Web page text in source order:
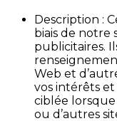
Description :
biais de notre
publicitaires.
Web et
vos intérêts
ciblée
ou d’autres